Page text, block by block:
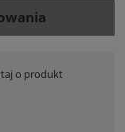
o produkt